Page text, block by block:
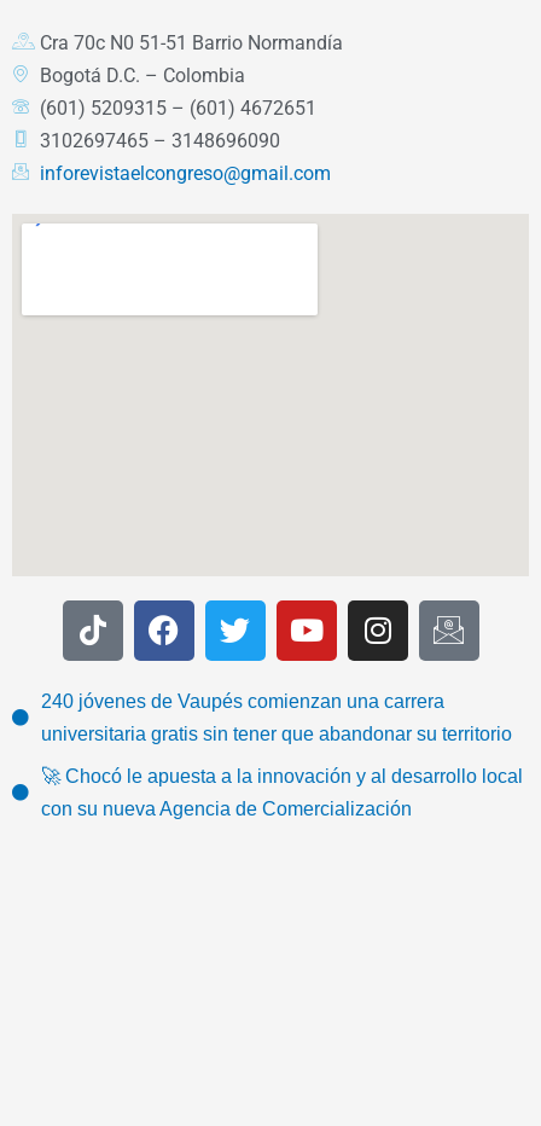
Cra 70c N0 51-51 Barrio Normandía
Bogotá D.C. – Colombia
(601) 5209315 – (601) 4672651
3102697465 – 3148696090
inforevistaelcongreso@gmail.com
T
i
t
o
k
F
a
e
b
o
o
k
T
w
t
t
e
Y
o
t
u
b
I
n
t
a
g
a
I
c
-
e
240 jóvenes de Vaupés comienzan una carrera
universitaria gratis sin tener que abandonar su territorio
🚀 Chocó le apuesta a la innovación y al desarrollo local
con su nueva Agencia de Comercialización